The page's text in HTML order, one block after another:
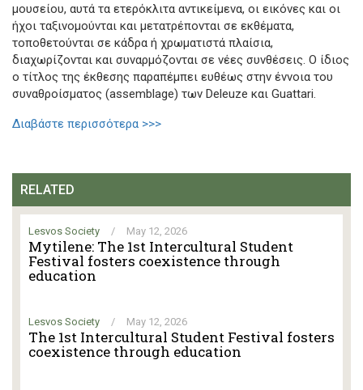
μουσείου, αυτά τα ετερόκλιτα αντικείμενα, οι εικόνες και οι
ήχοι ταξινομούνται και μετατρέπονται σε εκθέματα,
τοποθετούνται σε κάδρα ή χρωματιστά πλαίσια,
διαχωρίζονται και συναρμόζονται σε νέες συνθέσεις. Ο ίδιος
ο τίτλος της έκθεσης παραπέμπει ευθέως στην έννοια του
συναθροίσματος (assemblage) των Deleuze και Guattari.
Διαβάστε περισσότερα >>>
RELATED
Lesvos Society / May 12, 2026
Mytilene: The 1st Intercultural Student
Festival fosters coexistence through
education
Lesvos Society / May 12, 2026
The 1st Intercultural Student Festival fosters
coexistence through education